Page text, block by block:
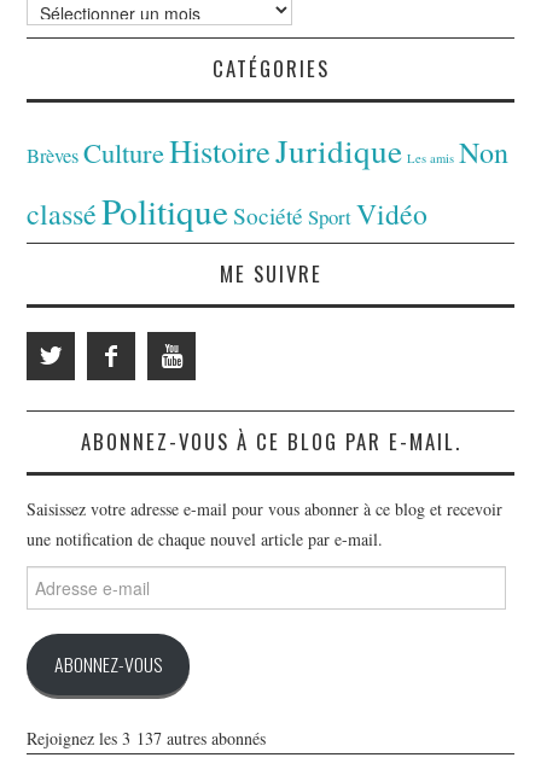
CATÉGORIES
Brèves CultureHistoireJuridique Les amis Non
classéPolitiqueSociété SportVidéo
ME SUIVRE
ABONNEZ-VOUS À CE BLOG PAR E-MAIL.
Saisissez votre adresse e-mail pour vous abonner à ce blog et recevoir
une notification de chaque nouvel article par e-mail.
Adresse
e-
ABONNEZ-VOUS
Rejoignez les 3 137 autres abonnés